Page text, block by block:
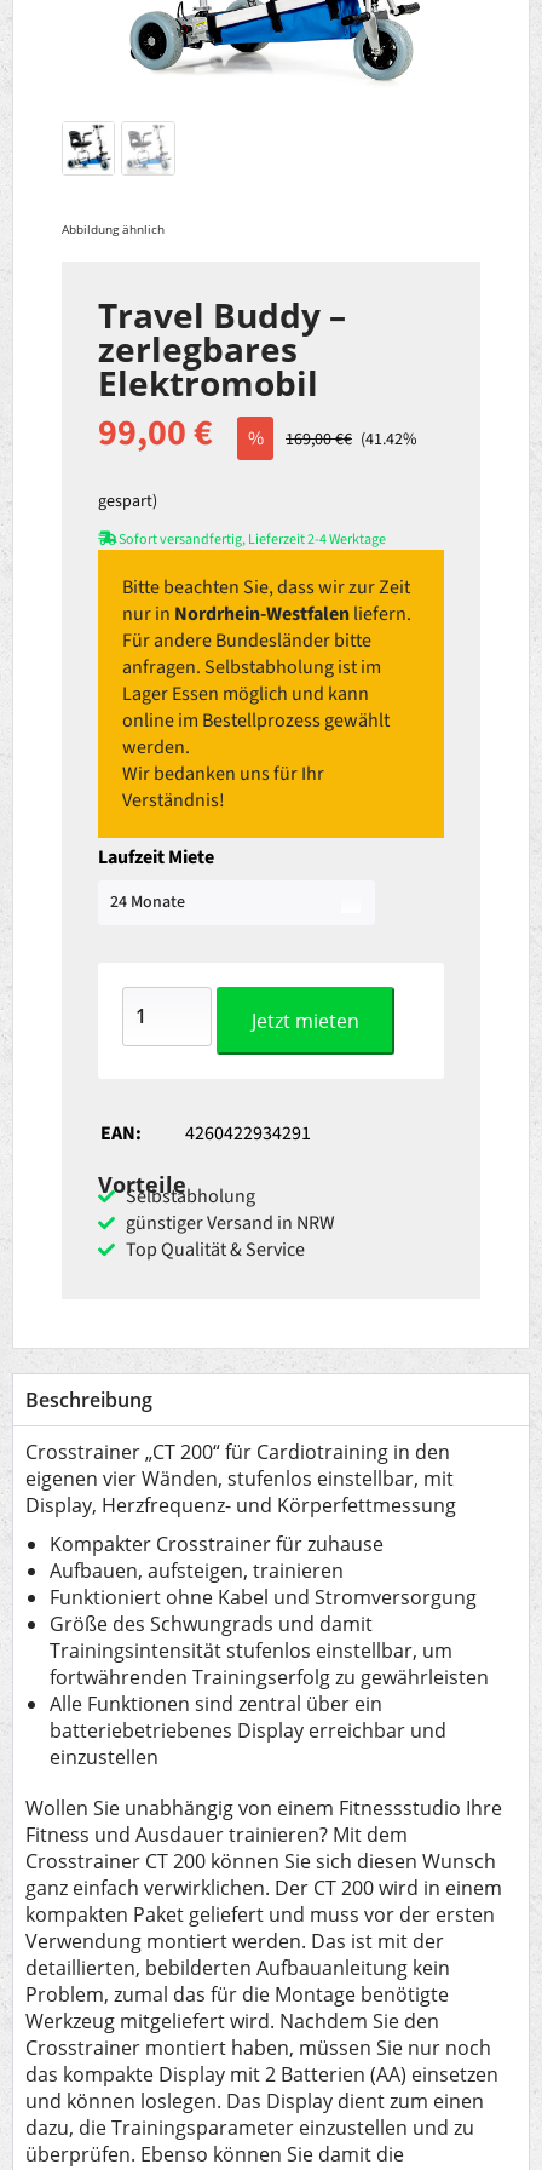
Abbildung ähnlich
Travel Buddy –
zerlegbares
Elektromobil
99,00 € % 169,00 €€ (41.42%
gespart)
Sofort versandfertig, Lieferzeit 2-4 Werktage
Bitte beachten Sie, dass wir zur Zeit
nur in Nordrhein-Westfalenliefern.
Für andere Bundesländer bitte
anfragen. Selbstabholung ist im
Lager Essen möglich und kann
online im Bestellprozess gewählt
werden.
Wir bedanken uns für Ihr
Verständnis!
Laufzeit Miete
Jetzt mieten
EAN: 4260422934291
Vorteile
Selbstabholung
günstiger Versand in NRW
Top Qualität & Service
Beschreibung
Crosstrainer „CT 200“ für Cardiotraining in den
eigenen vier Wänden, stufenlos einstellbar, mit
Display, Herzfrequenz- und Körperfettmessung
Kompakter Crosstrainer für zuhause
Aufbauen, aufsteigen, trainieren
Funktioniert ohne Kabel und Stromversorgung
Größe des Schwungrads und damit
Trainingsintensität stufenlos einstellbar, um
fortwährenden Trainingserfolg zu gewährleisten
Alle Funktionen sind zentral über ein
batteriebetriebenes Display erreichbar und
einzustellen
Wollen Sie unabhängig von einem Fitnessstudio Ihre
Fitness und Ausdauer trainieren? Mit dem
Crosstrainer CT 200 können Sie sich diesen Wunsch
ganz einfach verwirklichen. Der CT 200 wird in einem
kompakten Paket geliefert und muss vor der ersten
Verwendung montiert werden. Das ist mit der
detaillierten, bebilderten Aufbauanleitung kein
Problem, zumal das für die Montage benötigte
Werkzeug mitgeliefert wird. Nachdem Sie den
Crosstrainer montiert haben, müssen Sie nur noch
das kompakte Display mit 2 Batterien (AA) einsetzen
und können loslegen. Das Display dient zum einen
dazu, die Trainingsparameter einzustellen und zu
überprüfen. Ebenso können Sie damit die